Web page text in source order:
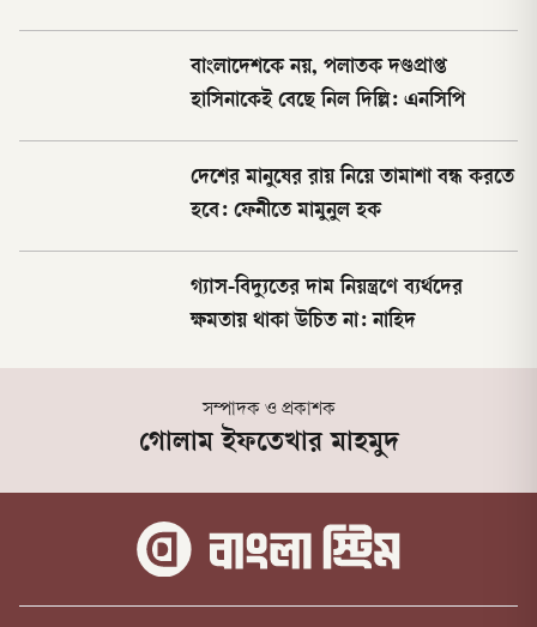
বাংলাদেশকে নয়, পলাতক দণ্ডপ্রাপ্ত
হাসিনাকেই বেছে নিল দিল্লি: এনসিপি
দেশের মানুষের রায় নিয়ে তামাশা বন্ধ করতে
হবে: ফেনীতে মামুনুল হক
গ্যাস-বিদ্যুতের দাম নিয়ন্ত্রণে ব্যর্থদের
ক্ষমতায় থাকা উচিত না: নাহিদ
সম্পাদক ও প্রকাশক
গোলাম ইফতেখার মাহমুদ